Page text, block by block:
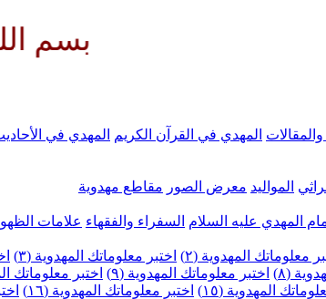
بسم الله
المهدي في القرآن الكريم المهدي في
المواليد معرض الصور مقاطع مهدوية
المهدي عليه السلام السفراء والفقهاء علامات
معلوماتك المهدوية (٢) اختبر معلوماتك المهدوية (٣)
(٨) اختبر معلوماتك المهدوية (٩) اختبر معلوماتك
المهدوية (١٥) اختبر معلوماتك المهدوية (١٦)